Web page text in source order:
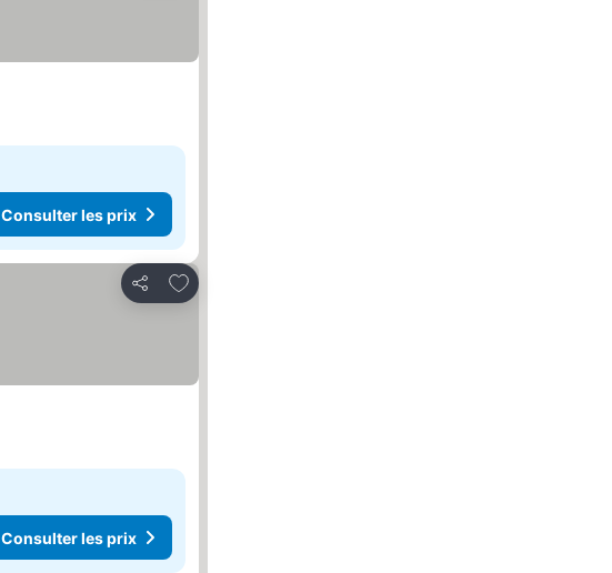
Consulter les prix
Partager
Ajouter à mes favoris
Consulter les prix